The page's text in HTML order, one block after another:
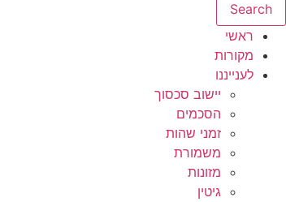
Search
ראשי
מקורות
לענייננו
יישוב סכסוך
הסכמים
זמני שהות
משמורת
מזונות
גיטין